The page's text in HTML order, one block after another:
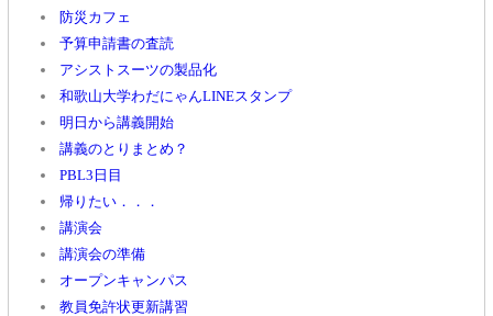
防災カフェ
予算申請書の査読
アシストスーツの製品化
和歌山大学わだにゃんLINEスタンプ
明日から講義開始
講義のとりまとめ？
PBL3日目
帰りたい．．．
講演会
講演会の準備
オープンキャンパス
教員免許状更新講習